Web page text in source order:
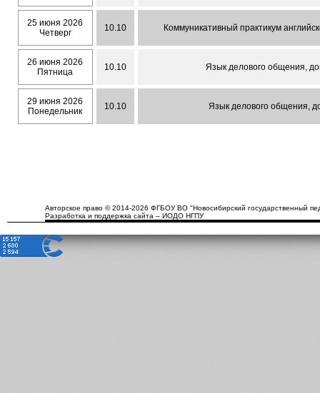
25 июня 2026
Четверг
10.10 Коммуникативный практикум
26 июня 2026
Пятница
10.10 Язык делового общения,
29 июня 2026
Понедельник
10.10 Язык делового общения,
Авторское право © 2014-2026 ФГБОУ ВО "Новосибирский государственный
Разработка и поддержка сайта – ИОДО НГПУ